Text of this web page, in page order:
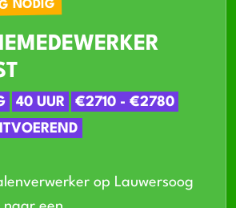
NODIG
40 UUR
€2710 - €2780
op Lauwersoog